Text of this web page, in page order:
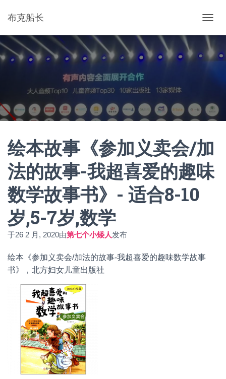
布克船长
换
导
航
绘本故事《参加义卖会/加
法的故事-我超喜爱的趣味
数学故事书》- 适合8-10
岁,5-7岁,数学
于26 2 月, 2020由第七个小矮人发布
绘本《参加义卖会/加法的故事-我超喜爱的趣味数学故事
书》，北方妇女儿童出版社